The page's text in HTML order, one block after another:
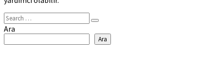
Arama:
Search
Ara
Ara